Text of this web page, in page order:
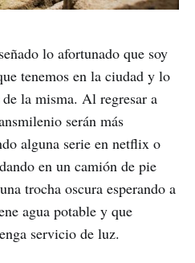
lo afortunado que soy
tenemos en la ciudad y lo
la misma. Al regresar a
serán más
alguna serie en netflix o
en un camión de pie
trocha oscura esperando a
agua potable y que
servicio de luz.